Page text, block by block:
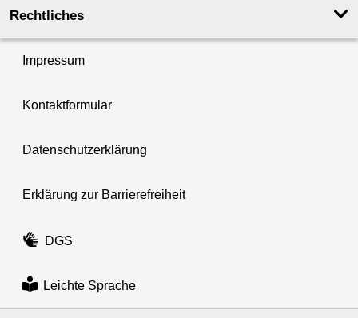
Rechtliches
Impressum
Kontaktformular
Datenschutzerklärung
Erklärung zur Barrierefreiheit
DGS
Leichte Sprache